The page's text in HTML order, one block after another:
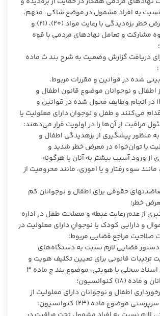
نسبت به افراد مشمول در موضع شاکی، متهم،
شاهد، مطلع یا در معرض خطر بزه‌دیدگی با رعایت مواد (۲۰)، (۲۱) و
مشارکت و تعامل نهادهای مردمی با قوه
دریافت گزارش وضعیت به شرح بند ث ماده
شده در قوانین و مقررات مربوط.
اطفال و نوجوانان موضوع قانون اطفال و
نوجوانان مصوب ۱۳۹۹ در انجام وظایف محول شده در قوانین و
می‌کنند و طفل و نوجوان دارای معلولیت یا
مراقبت از آن‌ها را در اولویت قرار می‌دهند:
‌منظور پیشگیری از بزه‏دیدگی اطفال و
یا توان‌خواه در معرض خطر شدید و
از ورود آسیب بیشتر به آنان یا هرگونه
سوء رفتار و یا اموری، مانند محرومیت از
حقوقی برای اطفال و نوجوانان کم
خطر؛
از عدم رعایت غبطه و مصلحت طفل در اداره
و دارایی کودک یا نوجوانِ دارای معلولیت در
صلاحیت مراجع قضایی مربوط؛
قضایی لازم نسبت به دستگاه‌های
ترتیبات قانونی برای تعیین تکلیف هویت و
تابعیت کودکان فاقد اسناد سجلی یا هویتی، موضوع بند چ ماده ۳
(۱۸) کنوانسیون؛
اطفال و نوجوانان دارای معلولیت از
موضوع ماده (۲۳) کنوانسیون؛